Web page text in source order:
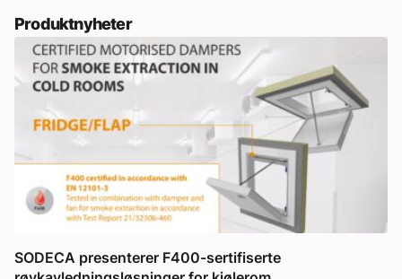
Produktnyheter
SODECA presenterer F400-sertifiserte